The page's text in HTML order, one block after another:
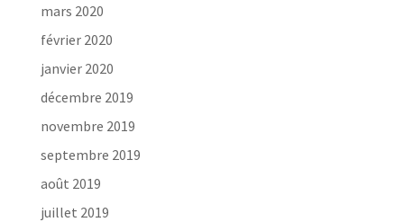
mars 2020
février 2020
janvier 2020
décembre 2019
novembre 2019
septembre 2019
août 2019
juillet 2019